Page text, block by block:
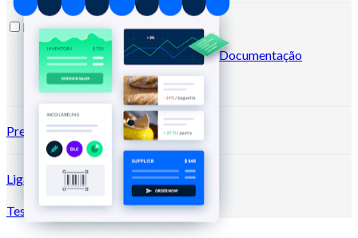
Recursos
BlogCentro de ajudaNewslettersDocumentação
APIDocumentação MCP
Preços
Ligação →
Testar grátisRegistar